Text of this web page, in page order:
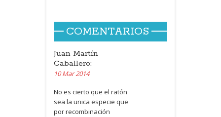
COMENTARIOS
Juan Martín
Caballero:
10 Mar 2014
No es cierto que el ratón
sea la unica especie que
por recombinación